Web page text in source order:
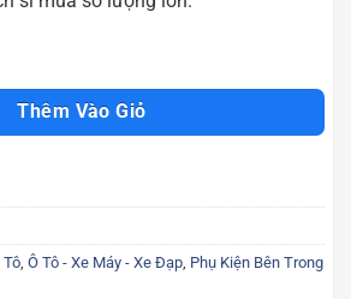
xe máy đa năng tiện lợi Scd3411 số lượng
Thêm Vào Giỏ
Tô, Ô Tô - Xe Máy - Xe Đạp, Phụ Kiện Bên Trong